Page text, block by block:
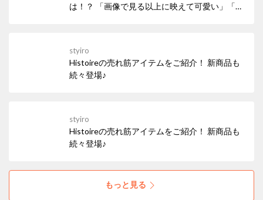
は！？ 「画像で見る以上に映えて可愛い」「お
感を放ってくれます♪
styiro
Histoireの売れ筋アイテムをご紹介！ 新商品も
続々登場♪
styiro
Histoireの売れ筋アイテムをご紹介！ 新商品も
続々登場♪
もっと見る